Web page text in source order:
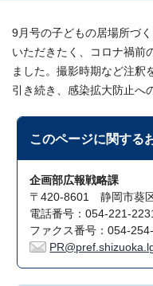
9月号の子どもの居場所づ
いただきたく、コロナ禍前
ました。撮影時期など注釈
引き続き、感染拡大防止へ
このページに関する
企画部広報戦略課
〒420-8601 静岡市葵
電話番号：054-221-
ファクス番号：054-